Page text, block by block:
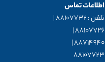
اطلاعات تماس
تلفن : 88107732 |
88107726 |
88714940 |
88107723